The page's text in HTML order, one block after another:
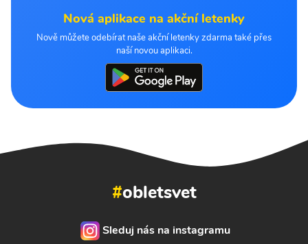
Nová aplikace na akční letenky
Nově můžete odebírat naše akční letenky zdarma také přes
naší novou aplikaci.
#obletsvet
Sleduj nás na instagramu